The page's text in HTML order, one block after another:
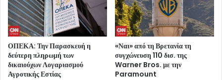
ΟΠΕΚΑ: Την Παρασκευή η
δεύτερη πληρωμή των
δικαιούχων Λογαριασμού
Αγροτικής Εστίας
«Ναι» από τη Βρετανία τη
συγχώνευση 110 δισ. της
Warner Bros. με την
Paramount